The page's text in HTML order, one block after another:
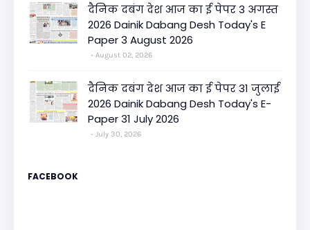
दैनिक दबंग देश आज का ई पेपर 3 अगस्त
2026 Dainik Dabang Desh Today's E
Paper 3 August 2026
August 02, 2026
दैनिक दबंग देश आज का ई पेपर 31 जुलाई
2026 Dainik Dabang Desh Today's E-
Paper 31 July 2026
July 30, 2026
FACEBOOK